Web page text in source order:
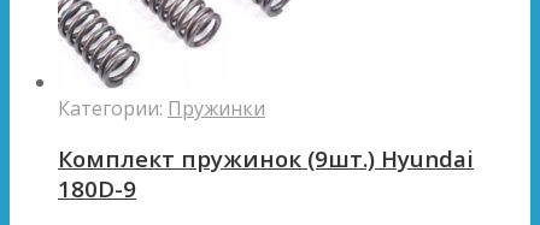
Категории: Пружинки
Комплект пружинок (9шт.) Hyundai
180D-9